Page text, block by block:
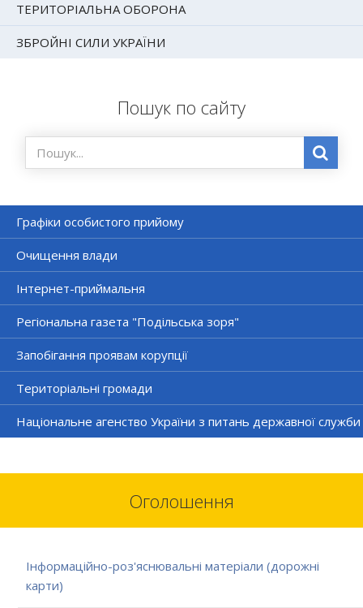
ТЕРИТОРІАЛЬНА ОБОРОНА
ЗБРОЙНІ СИЛИ УКРАЇНИ
Пошук по сайту
Графіки особистого прийому
Очищення влади
Інтернет-приймальня
Регіональна газета "Подільська зоря"
Запобігання проявам корупції
Територіальні громади
Національне агенство України з питань державної служби
Оголошення
Інформаційно-роз'яснювальні матеріали (дорожні
карти)